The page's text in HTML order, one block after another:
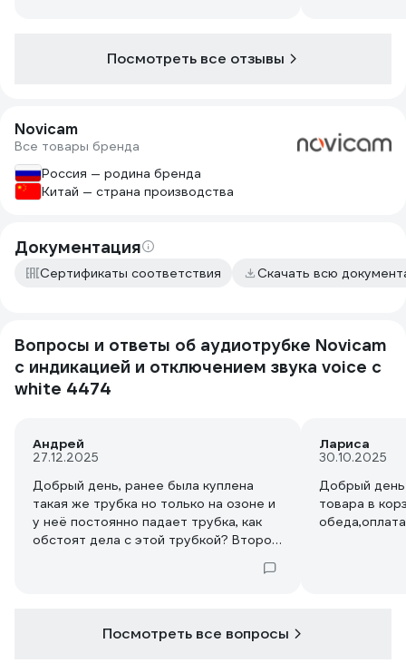
Посмотреть все отзывы
Novicam
Все товары бренда
Россия — родина бренда
Китай — страна производства
Документация
Сертификаты соответствия Скачать всю
Вопросы и ответы об аудиотрубке Novicam
с индикацией и отключением звука voice c
white 4474
Андрей
27.12.2025
Добрый день, ранее была куплена
такая же трубка но только на озоне и
у неё постоянно падает трубка, как
обстоят дела с этой трубкой? Второй
Лариса
30.10.2025
Добрый день
товара в
Посмотреть все вопросы